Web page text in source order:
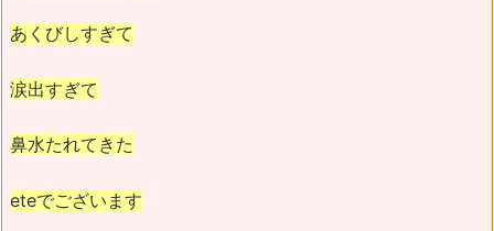
あくびしすぎて
涙出すぎて
鼻水たれてきた
eteでございます